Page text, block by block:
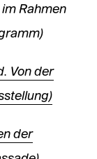
Rahmen
Von der
der